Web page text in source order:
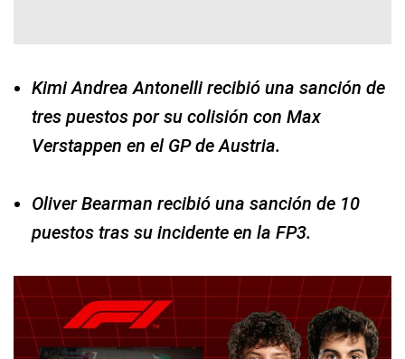
Kimi Andrea Antonelli recibió una sanción de
tres puestos por su colisión con Max
Verstappen en el GP de Austria.
Oliver Bearman recibió una sanción de 10
puestos tras su incidente en la FP3.